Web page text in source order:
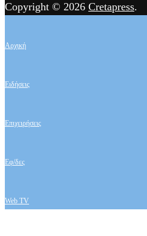
Copyright © 2026 Cretapress.
Αρχική
Ειδήσεις
Επιχειρήσεις
Εφ/δες
Web TV